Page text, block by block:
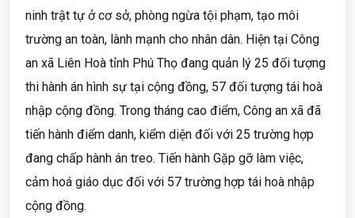
ninh trật tự ở cơ sở, phòng ngừa tội phạm, tạo môi
trường an toàn, lành mạnh cho nhân dân. Hiện tại Công
an xã Liên Hoà tỉnh Phú Thọ đang quản lý 25 đối tượng
thi hành án hình sự tại cộng đồng, 57 đối tượng tái hoà
nhập cộng đồng. Trong tháng cao điểm, Công an xã đã
tiến hành điểm danh, kiểm diện đối với 25 trường hợp
đang chấp hành án treo. Tiến hành Gặp gỡ làm việc,
cảm hoá giáo dục đối với 57 trường hợp tái hoà nhập
cộng đồng.